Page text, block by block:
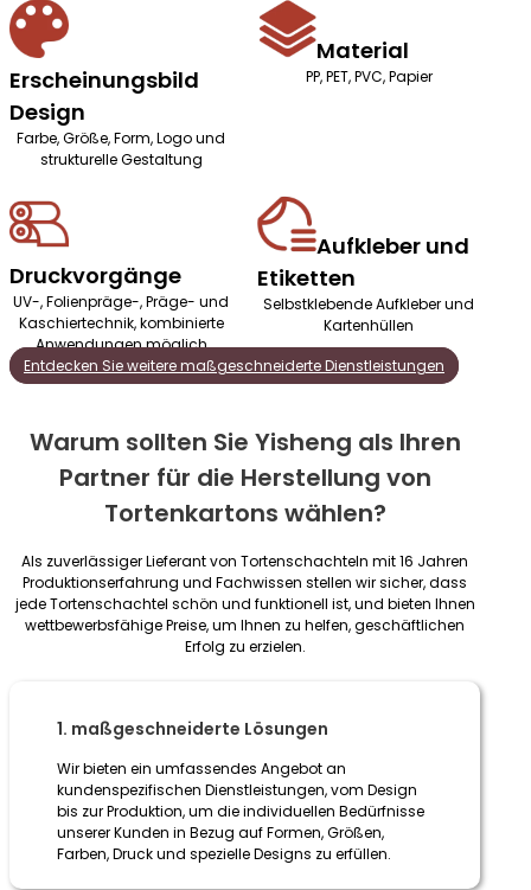
Erscheinungsbild
Design
Farbe, Größe, Form, Logo und
strukturelle Gestaltung
Material
PP, PET, PVC, Papier
Druckvorgänge
UV-, Folienpräge-, Präge- und
Kaschiertechnik, kombinierte
Anwendungen möglich
Aufkleber und
Etiketten
Selbstklebende Aufkleber und
Kartenhüllen
Entdecken Sie weitere maßgeschneiderte Dienstleistungen
Warum sollten Sie Yisheng als Ihren
Partner für die Herstellung von
Tortenkartons wählen?
Als zuverlässiger Lieferant von Tortenschachteln mit 16 Jahren
Produktionserfahrung und Fachwissen stellen wir sicher, dass
jede Tortenschachtel schön und funktionell ist, und bieten Ihnen
wettbewerbsfähige Preise, um Ihnen zu helfen, geschäftlichen
Erfolg zu erzielen.
1. maßgeschneiderte Lösungen
Wir bieten ein umfassendes Angebot an
kundenspezifischen Dienstleistungen, vom Design
bis zur Produktion, um die individuellen Bedürfnisse
unserer Kunden in Bezug auf Formen, Größen,
Farben, Druck und spezielle Designs zu erfüllen.